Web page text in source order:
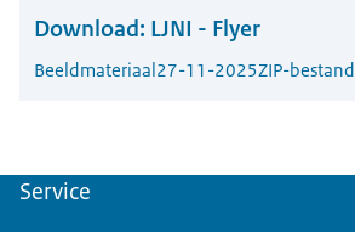
Download: LJNI - Flyer
Beeldmateriaal27-11-2025ZIP-bestand
Service